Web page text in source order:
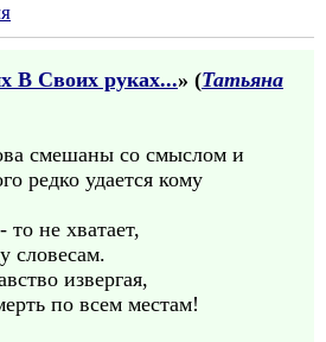
В Своих руках...» (Татьяна
смешаны со смыслом и
редко удается кому
то не хватает,
словесам.
извергая,
по всем местам!